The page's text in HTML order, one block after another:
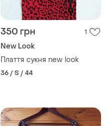
350 грн 1
New Look
Плаття сукня new look
36 / S / 44